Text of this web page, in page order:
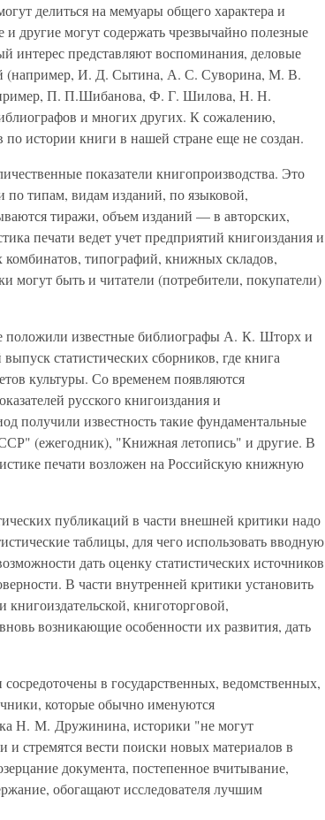
делиться на мемуары общего характера и
другие могут содержать чрезвычайно полезные
интерес представляют воспоминания, деловые
(например, И. Д. Сытина, А. С. Суворина, М. В.
П. П.Шибанова, Ф. Г. Шилова, Н. Н.
и многих других. К сожалению,
истории книги в нашей стране еще не создан.
показатели книгопроизводства. Это
по типам, видам изданий, по языковой,
тиражи, объем изданий — в авторских,
печати ведет учет предприятий книгоиздания и
комбинатов, типографий, книжных складов,
могут быть и читатели (потребители, покупатели)
положили известные библиографы А. К. Шторх и
статистических сборников, где книга
культуры. Со временем появляются
русского книгоиздания и
получили известность такие фундаментальные
(ежегодник), "Книжная летопись" и другие. В
печати возложен на Российскую книжную
публикаций в части внешней критики надо
таблицы, для чего использовать вводную
дать оценку статистических источников
В части внутренней критики установить
книготорговой,
возникающие особенности их развития, дать
в государственных, ведомственных,
которые обычно именуются
Н. М. Дружинина, историки "не могут
стремятся вести поиски новых материалов в
документа, постепенное вчитывание,
обогащают исследователя лучшим